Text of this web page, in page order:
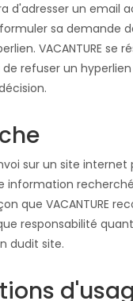
d'adresser un email
sa demande
VACANTURE se
refuser un
sur un site internet
information
que VACANTURE
responsabilité
dudit site.